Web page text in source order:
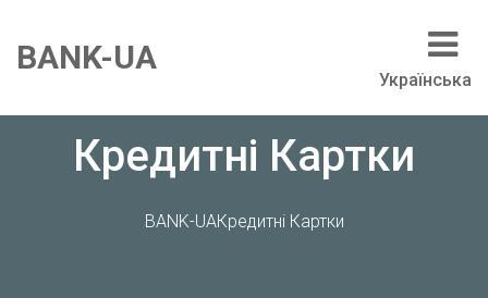
BANK-UA
Українська
Кредитні Картки
BANK-UAКредитні Картки